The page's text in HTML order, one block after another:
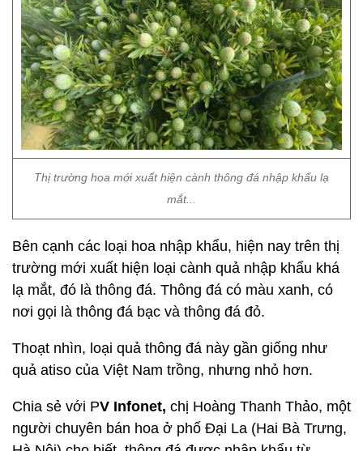
Thị trường hoa mới xuất hiện cành thông đá nhập khẩu lạ
mắt...
Bên cạnh các loại hoa nhập khẩu, hiện nay trên thị
trường mới xuất hiện loại cành quả nhập khẩu khá
lạ mắt, đó là thông đá. Thông đá có màu xanh, có
nơi gọi là thông đá bạc và thông đá đỏ.
Thoạt nhìn, loại quả thông đá này gần giống như
quả atiso của Việt Nam trồng, nhưng nhỏ hơn.
Chia sẻ với PV Infonet, chị Hoàng Thanh Thảo, một
người chuyên bán hoa ở phố Đại La (Hai Bà Trưng,